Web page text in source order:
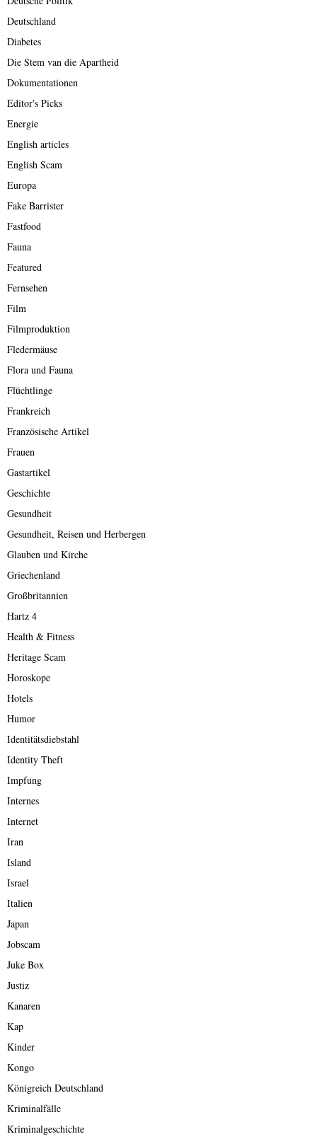
Deutschland
Diabetes
Die Stem van die Apartheid
Dokumentationen
Editor's Picks
Energie
English articles
English Scam
Europa
Fake Barrister
Fastfood
Fauna
Featured
Fernsehen
Film
Filmproduktion
Fledermäuse
Flora und Fauna
Flüchtlinge
Frankreich
Französische Artikel
Frauen
Gastartikel
Geschichte
Gesundheit
Gesundheit, Reisen und Herbergen
Glauben und Kirche
Griechenland
Großbritannien
Hartz 4
Health & Fitness
Heritage Scam
Horoskope
Hotels
Humor
Identitätsdiebstahl
Identity Theft
Impfung
Internes
Internet
Iran
Island
Israel
Italien
Japan
Jobscam
Juke Box
Justiz
Kanaren
Kap
Kinder
Kongo
Königreich Deutschland
Kriminalfälle
Kriminalgeschichte